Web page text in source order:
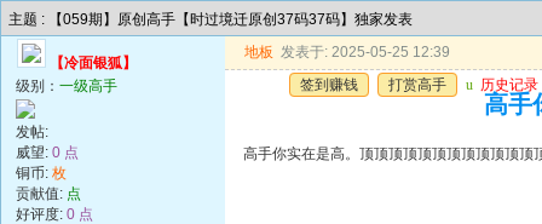
主题 : 【059期】原创高手【时过境迁原创37码37码】独家发表
【冷面银狐】
级别： 一级高手
发帖:
威望: 0 点
铜币: 枚
贡献值: 点
好评度: 0 点
地板 发表于: 2025-05-25 12:39
签到赚钱
打赏高手 u 历史记录
高手
高手你实在是高。顶顶顶顶顶顶顶顶顶顶顶顶